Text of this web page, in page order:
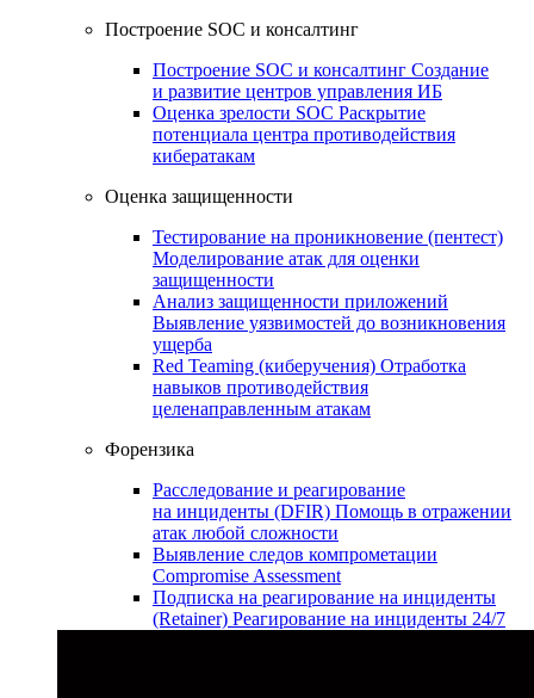
Построение SOC и консалтинг
Построение SOC и консалтинг Создание
и развитие центров управления ИБ
Оценка зрелости SOC Раскрытие
потенциала центра противодействия
кибератакам
Оценка защищенности
Тестирование на проникновение (пентест)
Моделирование атак для оценки
защищенности
Анализ защищенности приложений
Выявление уязвимостей до возникновения
ущерба
Red Teaming (киберучения) Отработка
навыков противодействия
целенаправленным атакам
Форензика
Расследование и реагирование
на инциденты (DFIR) Помощь в отражении
атак любой сложности
Выявление следов компрометации
Compromise Assessment
Подписка на реагирование на инциденты
(Retainer) Реагирование на инциденты 24/7